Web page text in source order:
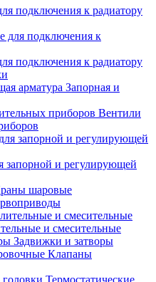
подключения к радиатору
подключения к радиатору
Запорная и
Вентили
запорной и регулирующей
шаровые
и смесительные
Задвижки и затворы
Клапаны
Термостатические